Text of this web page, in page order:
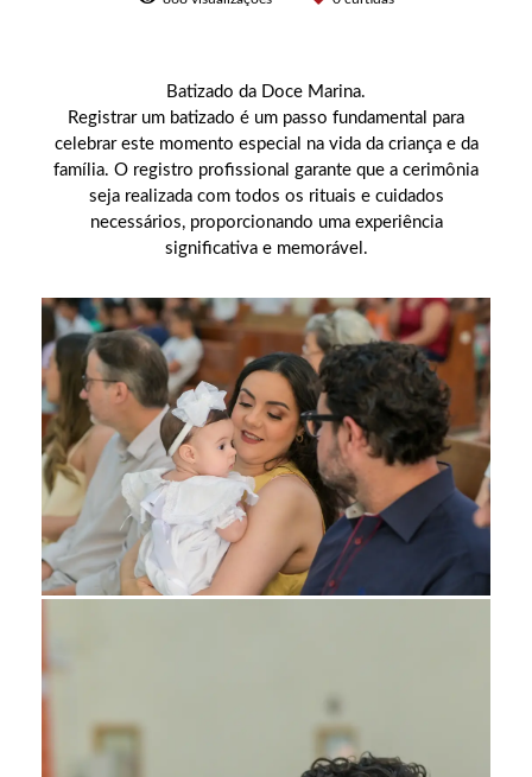
Batizado da Doce Marina.
Registrar um batizado é um passo fundamental para
celebrar este momento especial na vida da criança e da
família. O registro profissional garante que a cerimônia
seja realizada com todos os rituais e cuidados
necessários, proporcionando uma experiência
significativa e memorável.